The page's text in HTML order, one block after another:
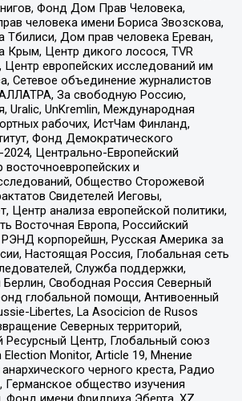
Фонд Дом Прав Человека,
человека имени Бориса Звозскова,
Тбилиси, Дом прав человека Ереван,
Крым, Центр дикого лосося, TVR
европейских исследований им
Сетевое объединение журналистов
За свободную Россию,
Uralic, UnKremlin, Международная
рабочих, ИстЧам Финланд,
Фонд Демократического
Центрально-Европейский
восточноевропейских и
Общество Сторожевой
Свидетелей Иеговы,
Центр анализа европейской политики,
Восточная Европа, Российский
РЭНД корпорейшн, Русская Америка за
Настоящая Россия, Глобальная сеть
Служба поддержки,
Свободная Россия Северный
глобальной помощи, Антивоенный
Libertes, La Asocicion de Rusos
Северных территорий,
Ресурсный Центр, Глобальный союз
Election Monitor, Article 19, Мнение
черного креста, Радио
Германское общество изучения